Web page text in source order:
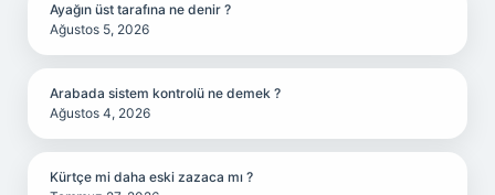
Ayağın üst tarafına ne denir ?
Ağustos 5, 2026
Arabada sistem kontrolü ne demek ?
Ağustos 4, 2026
Kürtçe mi daha eski zazaca mı ?